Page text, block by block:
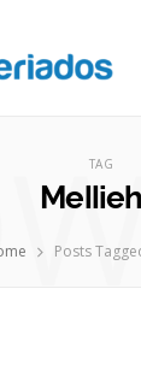
TAG
Posts